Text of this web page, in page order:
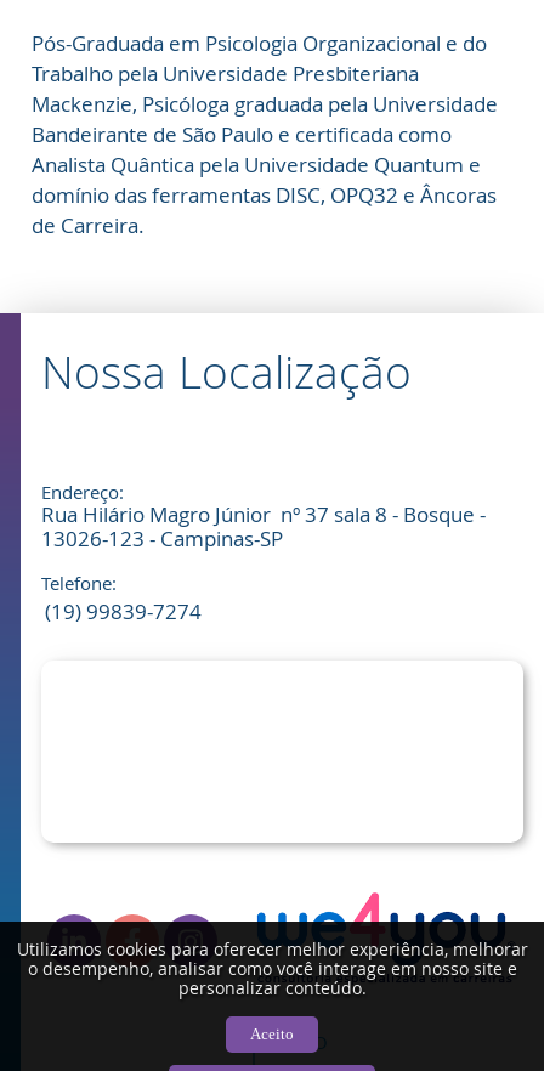
Utilizamos cookies para oferecer melhor experiência, melhorar
o desempenho, analisar como você interage em nosso site e
personalizar conteúdo.
Aceito
Pós-Graduada em Psicologia Organizacional e do
Trabalho pela Universidade Presbiteriana
Mackenzie, Psicóloga graduada pela Universidade
Bandeirante de São Paulo e certificada como
Analista Quântica pela Universidade Quantum e
domínio das ferramentas DISC, OPQ32 e Âncoras
de Carreira.
Nossa Localização
Endereço:
Rua Hilário Magro Júnior nº 37 sala 8 - Bosque -
13026-123 - Campinas-SP
Telefone:
(19) 99839-7274
TOPO